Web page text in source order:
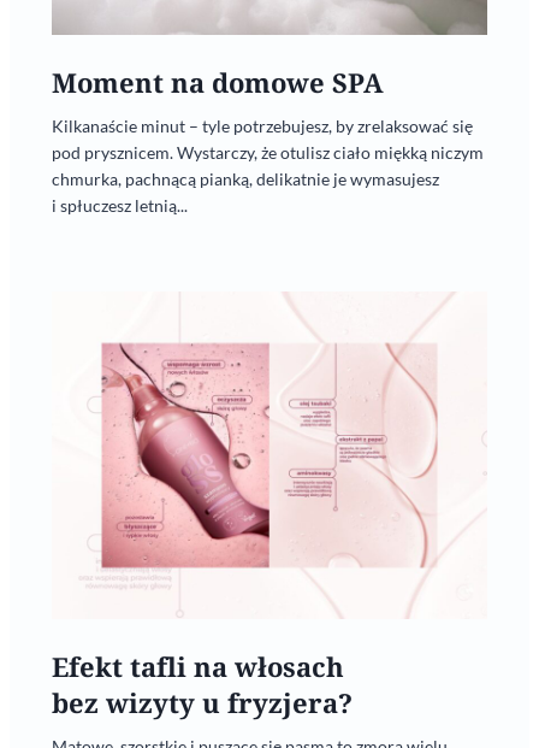
Moment na domowe SPA
Kilkanaście minut – tyle potrzebujesz, by zrelaksować się
pod prysznicem. Wystarczy, że otulisz ciało miękką niczym
chmurka, pachnącą pianką, delikatnie je wymasujesz
i spłuczesz letnią...
Efekt tafli na włosach
bez wizyty u fryzjera?